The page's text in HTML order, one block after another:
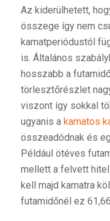
Az kiderülhetett,
összege így nem
kamatperiódustól
is. Általános
hosszabb a
törlesztőrészlet
viszont így sokkal
ugyanis a kamatos
összeadódnak és
Például ötéves
mellett a felvett
kell majd kamatra
futamidőnél ez